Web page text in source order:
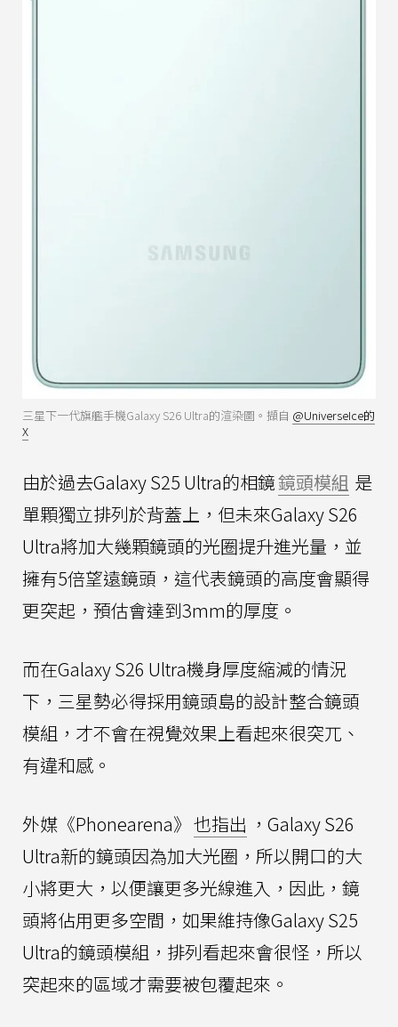
三星下一代旗艦手機Galaxy S26 Ultra的渲染圖。擷自 @UniverseIce的
X
由於過去Galaxy S25 Ultra的相鏡鏡頭模組 是
單顆獨立排列於背蓋上，但未來Galaxy S26
Ultra將加大幾顆鏡頭的光圈提升進光量，並
擁有5倍望遠鏡頭，這代表鏡頭的高度會顯得
更突起，預估會達到3mm的厚度。
而在Galaxy S26 Ultra機身厚度縮減的情況
下，三星勢必得採用鏡頭島的設計整合鏡頭
模組，才不會在視覺效果上看起來很突兀、
有違和感。
外媒《Phonearena》 也指出 ，Galaxy S26
Ultra新的鏡頭因為加大光圈，所以開口的大
小將更大，以便讓更多光線進入，因此，鏡
頭將佔用更多空間，如果維持像Galaxy S25
Ultra的鏡頭模組，排列看起來會很怪，所以
突起來的區域才需要被包覆起來。